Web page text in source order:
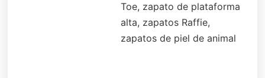
Toe, zapato de plataforma
alta, zapatos Raffie,
zapatos de piel de animal